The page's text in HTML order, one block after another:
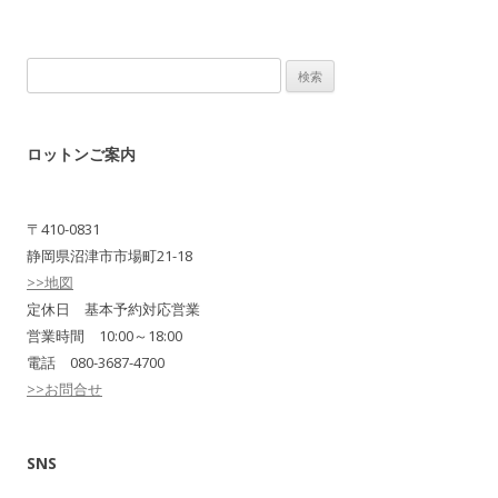
索:
ロットンご案内
〒410-0831
静岡県沼津市市場町21-18
>>地図
定休日 基本予約対応営業
営業時間 10:00～18:00
電話 080-3687-4700
>>お問合せ
SNS